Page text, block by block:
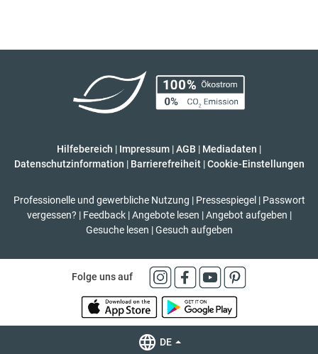
Hilfebereich | Impressum |AGB | Mediadaten |
Datenschutzinformation | Barrierefreiheit | Cookie-Einstellungen
Professionelle und gewerbliche Nutzung | Pressespiegel | Passwort
vergessen? | Feedback | Angebote lesen | Angebot aufgeben |
Gesuche lesen | Gesuch aufgeben
Folge uns auf
DE